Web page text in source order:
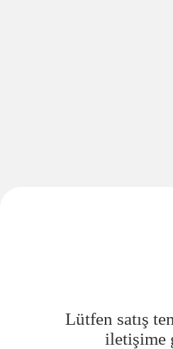
Lütfen satış
iletişime